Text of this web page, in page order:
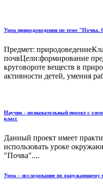
Урок природоведения по теме "Почва.
Предмет:
почвЦели:формирование
круговороте веществ в
активности детей, умения
Научно - познавательный проект с
класс
Данный проект имеет
использовать уроке
"Почва"....
Урок – исследование по